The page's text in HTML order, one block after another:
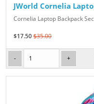
JWorld Cornelia
Cornelia Laptop Backpack
$17.50$35.00